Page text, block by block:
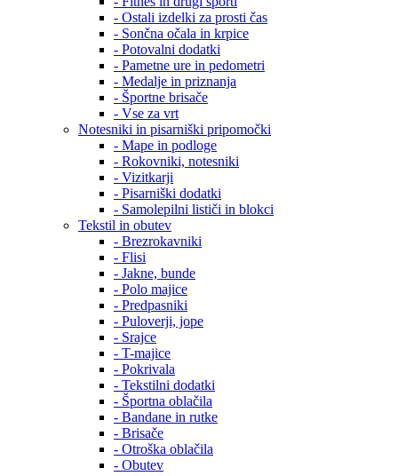
- Ostali izdelki za prosti čas
- Sončna očala in krpice
- Potovalni dodatki
- Pametne ure in pedometri
- Medalje in priznanja
- Športne brisače
- Vse za vrt
Notesniki in pisarniški pripomočki
- Mape in podloge
- Rokovniki, notesniki
- Vizitkarji
- Pisarniški dodatki
- Samolepilni lističi in blokci
Tekstil in obutev
- Brezrokavniki
- Flisi
- Jakne, bunde
- Polo majice
- Predpasniki
- Puloverji, jope
- Srajce
- T-majice
- Pokrivala
- Tekstilni dodatki
- Športna oblačila
- Bandane in rutke
- Brisače
- Otroška oblačila
- Obutev